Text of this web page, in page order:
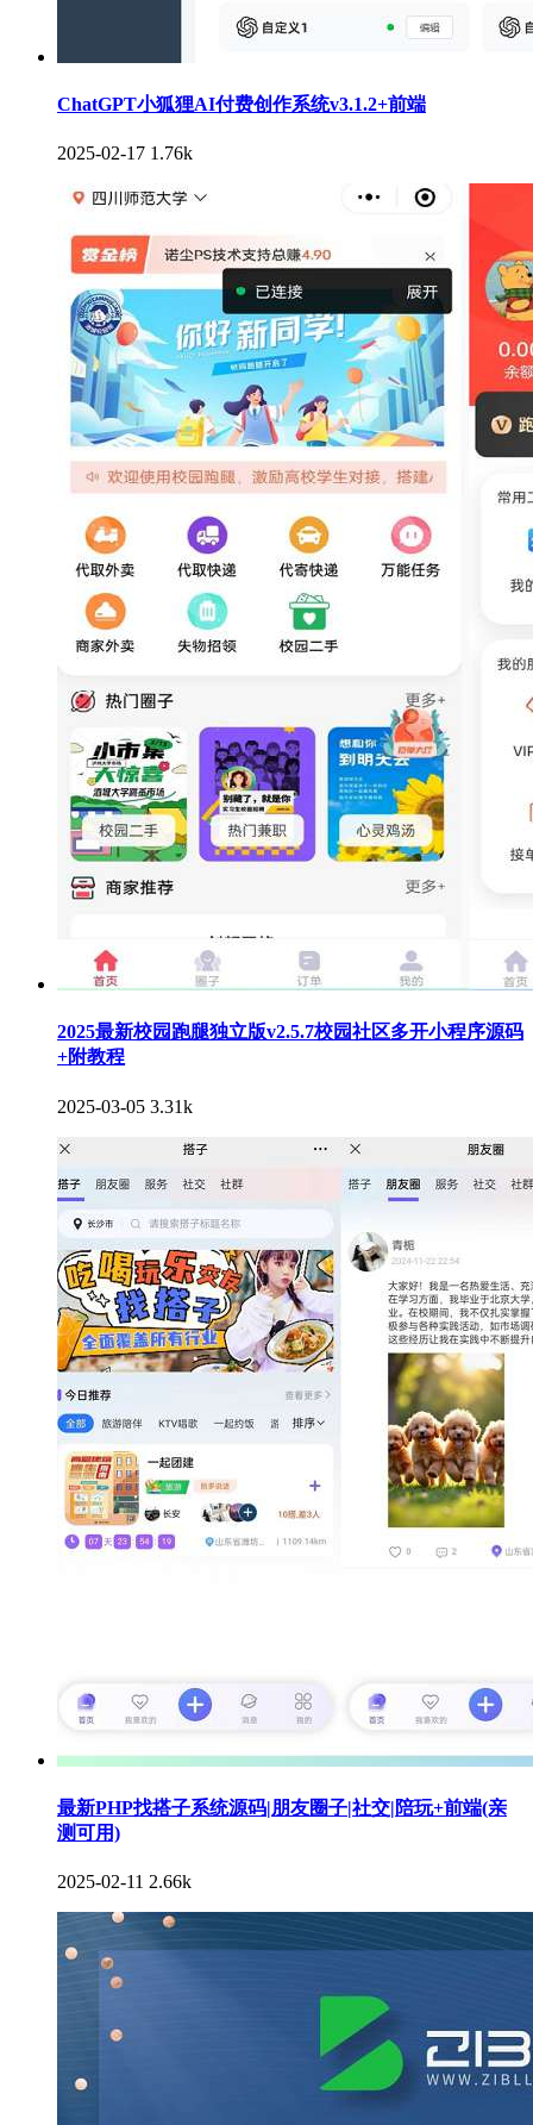
ChatGPT小狐狸AI付费创作系统v3.1.2+前端
2025-02-17 1.76k
2025最新校园跑腿独立版v2.5.7校园社区多开小程序源码
+附教程
2025-03-05 3.31k
最新PHP找搭子系统源码|朋友圈子|社交|陪玩+前端(亲
测可用)
2025-02-11 2.66k